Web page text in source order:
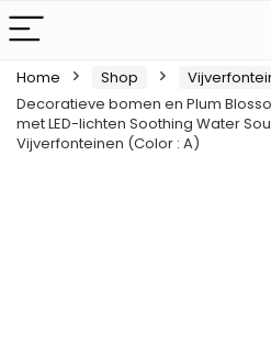
Home Shop
Decoratieve bomen en Plum
met LED-lichten Soothing Water
Vijverfonteinen (Color : A)